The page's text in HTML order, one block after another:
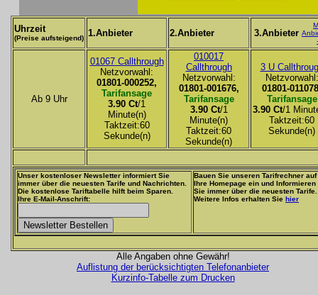
Uhrzeit
(Preise aufsteigend) 1.Anbieter 2.Anbieter 3.Anbieter
Ab 9 Uhr
01067 Callthrough
Netzvorwahl:
01801-000252,
Tarifansage
3.90 Ct/1
Minute(n)
Taktzeit:60
Sekunde(n)
010017
Callthrough
Netzvorwahl:
01801-001676,
Tarifansage
3.90 Ct/1
Minute(n)
Taktzeit:60
Sekunde(n)
3 U
Netzvorwahl:
01801-
Tarifansage
3.90 Ct/1
Taktzeit:60
Sekunde(n)
Unser kostenloser Newsletter informiert Sie
immer über die neuesten Tarife und Nachrichten.
Die kostenlose Tariftabelle hilft beim Sparen.
Ihre E-Mail-Anschrift:
Bauen Sie unseren Tarifrechner auf
Ihre Homepage ein und Informieren
Sie immer über die neuesten Tarife.
Weitere Infos erhalten Sie hier
Alle Angaben ohne Gewähr!
Auflistung der berücksichtigten Telefonanbieter
Kurzinfo-Tabelle zum Drucken